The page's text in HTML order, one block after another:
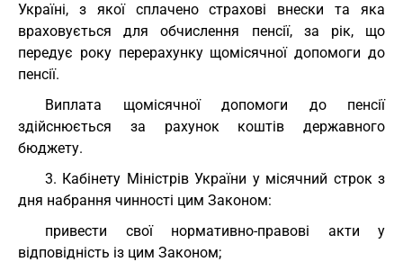
Україні, з якої сплачено страхові внески та яка
враховується для обчислення пенсії, за рік, що
передує року перерахунку щомісячної допомоги до
пенсії.
Виплата щомісячної допомоги до пенсії
здійснюється за рахунок коштів державного
бюджету.
3. Кабінету Міністрів України у місячний строк з
дня набрання чинності цим Законом:
привести свої нормативно-правові акти у
відповідність із цим Законом;